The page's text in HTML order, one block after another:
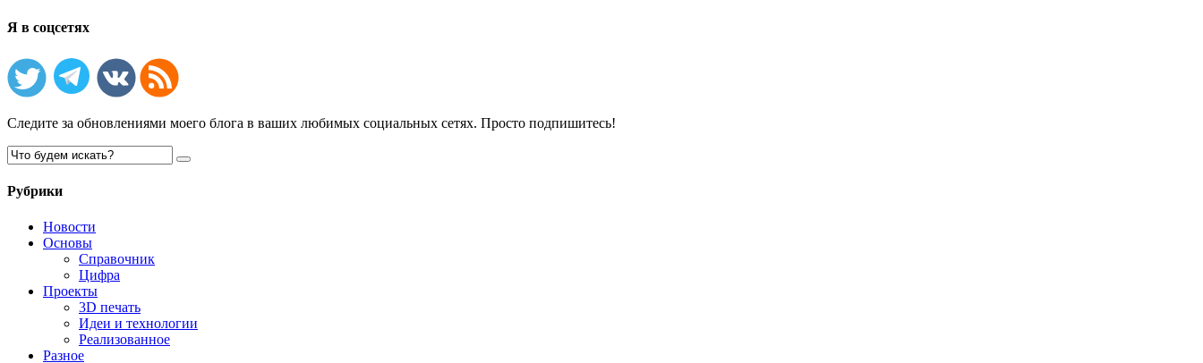
Я в соцсетях
Следите за обновлениями моего блога в ваших любимых социальных сетях. Просто подпишитесь!
Рубрики
Новости
Основы
Справочник
Цифра
Проекты
3D печать
Идеи и технологии
Реализованное
Разное